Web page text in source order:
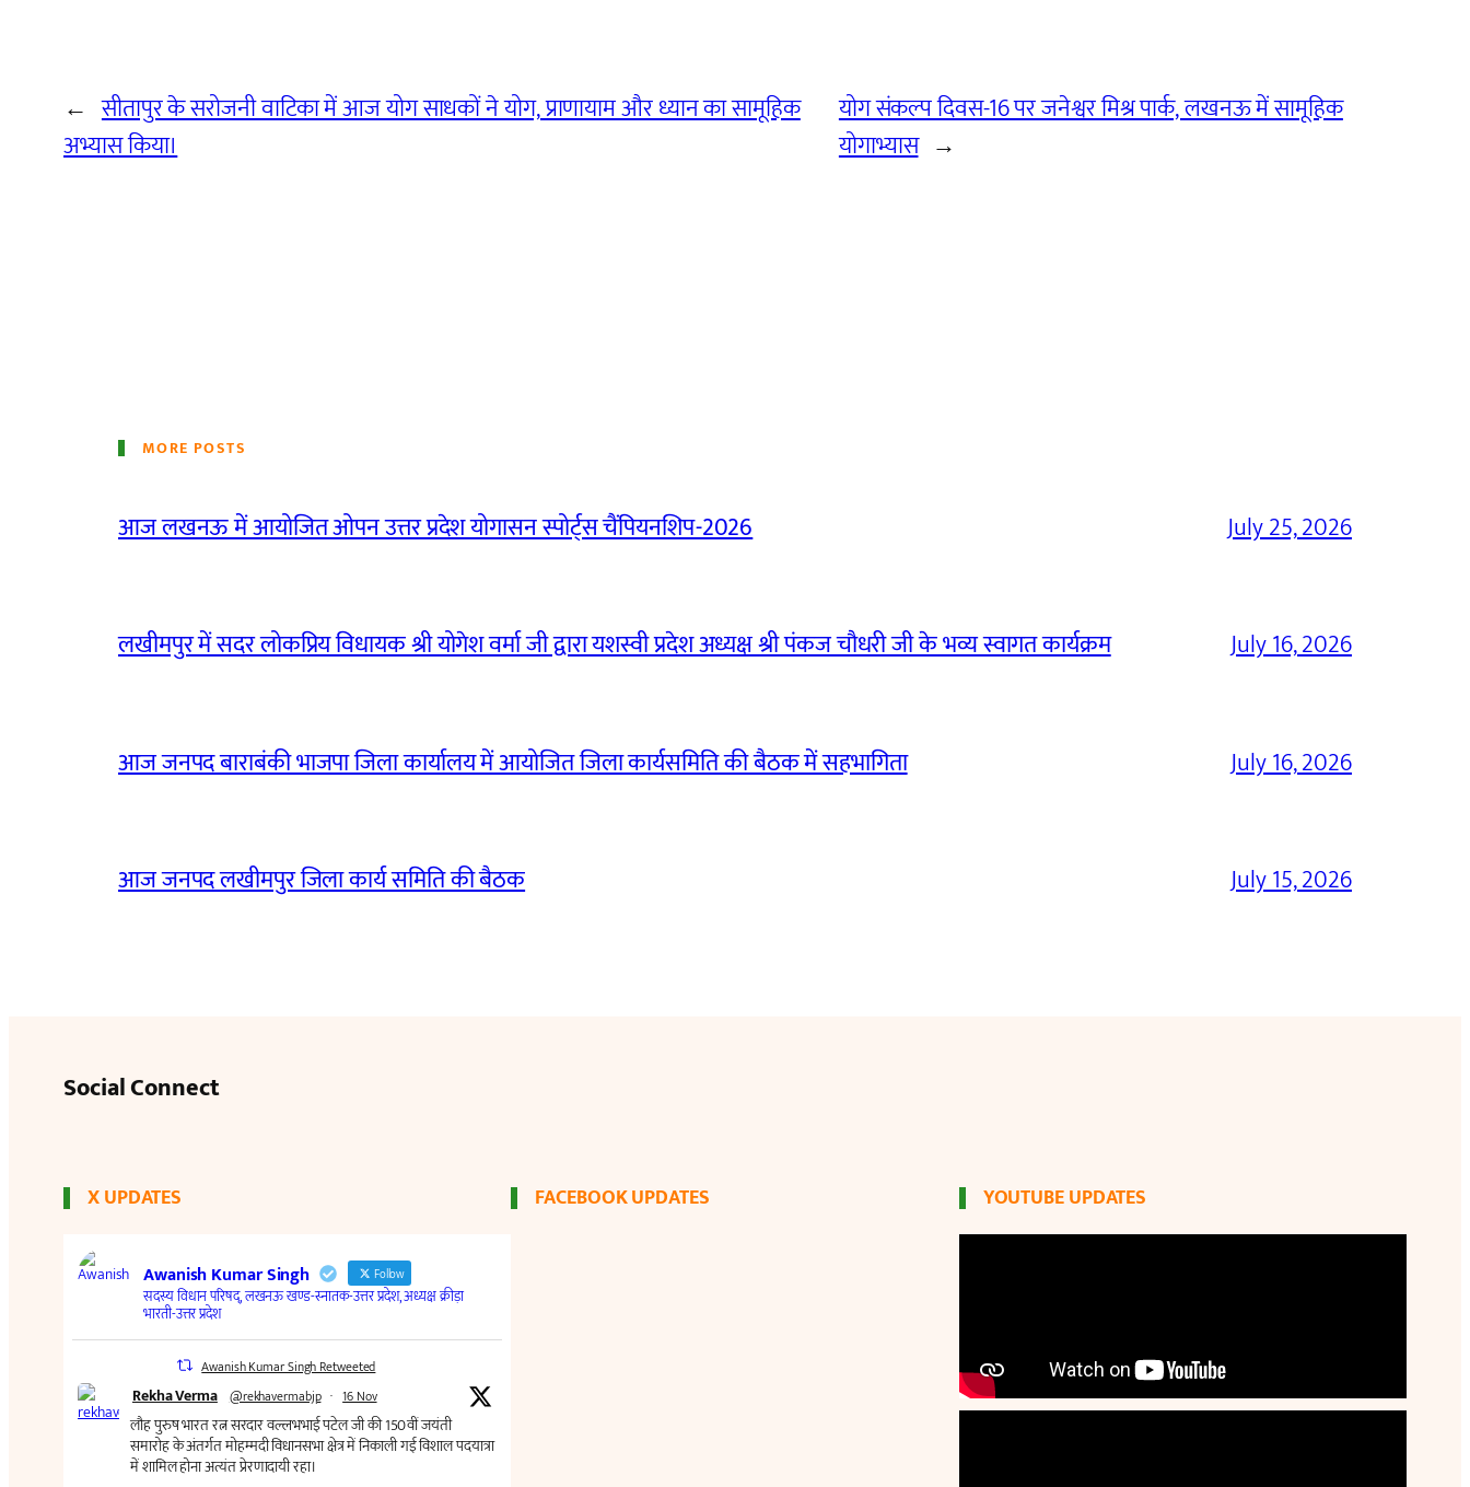
← सीतापुर के सरोजनी वाटिका में आज योग साधकों ने योग, प्राणायाम और ध्यान का सामूहिक
अभ्यास किया।
योग संकल्प दिवस-16 पर जनेश्वर मिश्र पार्क, लखनऊ में सामूहिक
योगाभ्यास →
MORE POSTS
आज लखनऊ में आयोजित ओपन उत्तर प्रदेश योगासन स्पोर्ट्स चैंपियनशिप-2026 July 25, 2026
लखीमपुर में सदर लोकप्रिय विधायक श्री योगेश वर्मा जी द्वारा यशस्वी प्रदेश अध्यक्ष श्री पंकज चौधरी जी के भव्य स्वागत कार्यक्रम July 16, 2026
आज जनपद बाराबंकी भाजपा जिला कार्यालय में आयोजित जिला कार्यसमिति की बैठक में सहभागिता July 16, 2026
आज जनपद लखीमपुर जिला कार्य समिति की बैठक July 15, 2026
Social Connect
X UPDATES FACEBOOK UPDATES YOUTUBE UPDATES